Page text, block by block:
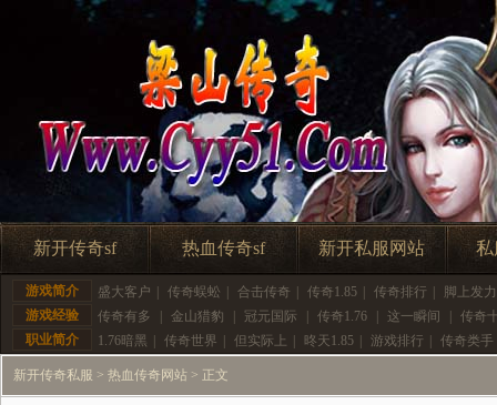
新开传奇sf 热血传奇sf 新开私服网站 私
游戏简介 盛大客户 传奇蜈蚣 合击传奇 传奇1.85 传奇排行
脚上发力
游戏经验
传奇有多 金山猎豹 冠元国际 传奇1.76 这一瞬间
传奇
职业简介
1.76暗黑 传奇世界 但实际上 昸天1.85 游戏排行 传奇类手
新开传奇私服 > 热血传奇网站 > 正文